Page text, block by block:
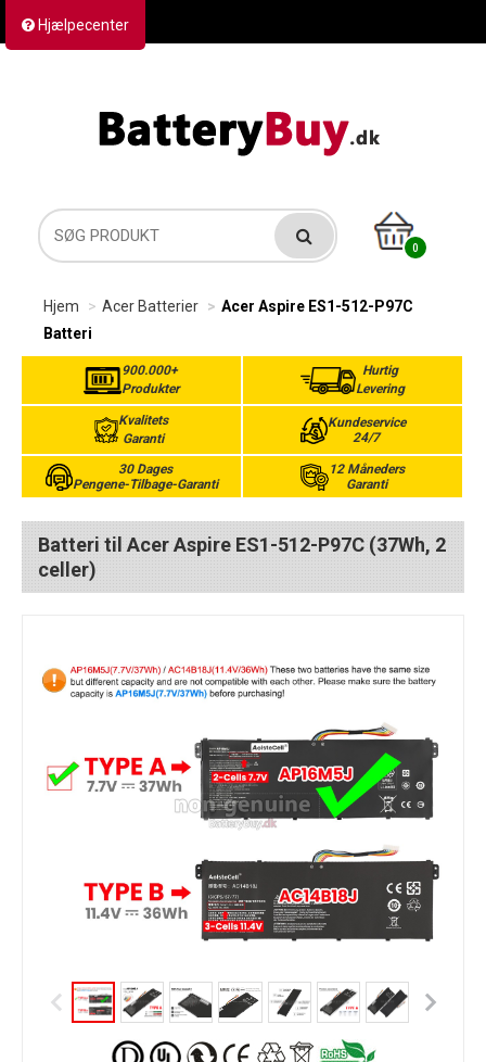
Hjælpecenter
0
Hjem Acer Batterier
Acer Aspire ES1-512-P97C
Batteri
900.000+
Produkter
Hurtig
Levering
Kvalitets
Garanti
Kundeservice
24/7
30 Dages
Pengene-Tilbage-Garanti
12 Måneders
Garanti
Batteri til Acer Aspire ES1-512-P97C (37Wh, 2
celler)